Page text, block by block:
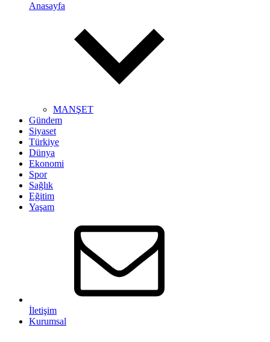
Anasayfa
MANŞET
Gündem
Siyaset
Türkiye
Dünya
Ekonomi
Spor
Sağlık
Eğitim
Yaşam
İletişim
Kurumsal